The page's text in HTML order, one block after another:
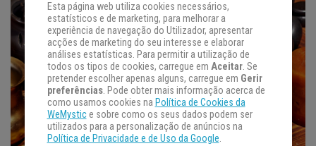
Esta página web utiliza cookies necessários,
estatísticos e de marketing, para melhorar a
experiência de navegação do Utilizador, apresentar
acções de marketing do seu interesse e elaborar
análises estatísticas. Para permitir a utilização de
todos os tipos de cookies, carregue em Aceitar. Se
pretender escolher apenas alguns, carregue em Gerir
preferências. Pode obter mais informação acerca de
como usamos cookies na Política de Cookies da
WeMystice sobre como os seus dados podem ser
utilizados para a personalização de anúncios na
Política de Privacidade e de Uso da Google.